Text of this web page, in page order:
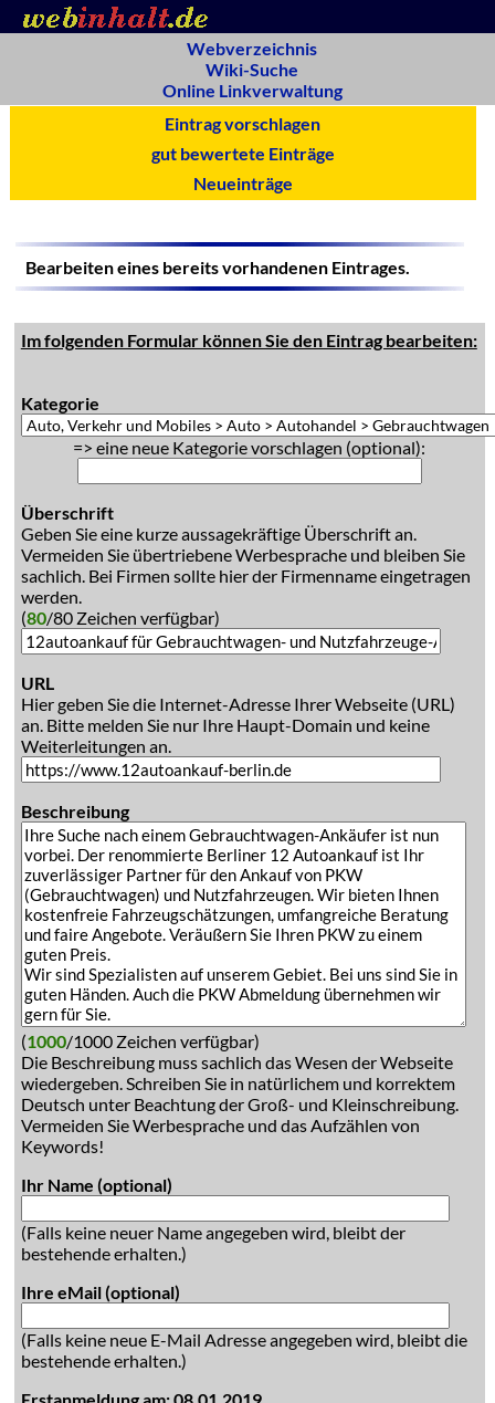
Webverzeichnis
Wiki-Suche
Online Linkverwaltung
Eintrag vorschlagen
gut bewertete Einträge
Neueinträge
Bearbeiten eines bereits vorhandenen Eintrages.
Im folgenden Formular können Sie den Eintrag bearbeiten:
Kategorie
=> eine neue Kategorie vorschlagen (optional):
Überschrift
Geben Sie eine kurze aussagekräftige Überschrift an.
Vermeiden Sie übertriebene Werbesprache und bleiben Sie
sachlich. Bei Firmen sollte hier der Firmenname eingetragen
werden.
(80/80 Zeichen verfügbar)
URL
Hier geben Sie die Internet-Adresse Ihrer Webseite (URL)
an. Bitte melden Sie nur Ihre Haupt-Domain und keine
Weiterleitungen an.
Beschreibung
(1000/1000 Zeichen verfügbar)
Die Beschreibung muss sachlich das Wesen der Webseite
wiedergeben. Schreiben Sie in natürlichem und korrektem
Deutsch unter Beachtung der Groß- und Kleinschreibung.
Vermeiden Sie Werbesprache und das Aufzählen von
Keywords!
Ihr Name (optional)
(Falls keine neuer Name angegeben wird, bleibt der
bestehende erhalten.)
Ihre eMail (optional)
(Falls keine neue E-Mail Adresse angegeben wird, bleibt die
bestehende erhalten.)